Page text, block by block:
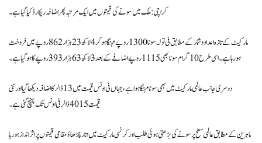
کراچی: ملک میں سونے کی قیمتوں میں ایک مرتبہ پھر اضافہ ریکارڈ کیا گیا ہے۔
مارکیٹ کے تازہ اعداد و شمار کے مطابق فی تولہ سونا 1300 روپے مہنگا ہوکر 4 لاکھ 23 ہزار 862 روپے میں فروخت
ہورہا ہے۔ اسی طرح 10 گرام سونا بھی 1115 روپے اضافے کے بعد 3 لاکھ 63 ہزار 393 روپے کا ہوگیا ہے۔
دوسری جانب عالمی مارکیٹ میں بھی سونا مہنگا ہوا ہے، جہاں فی اونس قیمت میں 13 ڈالر کا اضافہ دیکھا گیا اور نئی
قیمت 4015 ڈالر فی اونس تک پہنچ گئی ہے۔
ماہرین کے مطابق عالمی سطح پر سونے کی بڑھتی ہوئی طلب اور کرنسی مارکیٹ میں اتار چڑھاؤ مقامی قیمتوں پر اثرانداز ہورہا